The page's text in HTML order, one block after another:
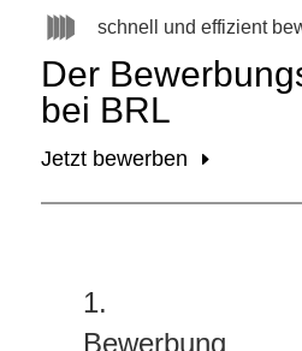
schnell und effizient
Der
bei BRL
Jetzt bewerben
1.
Bewerbung